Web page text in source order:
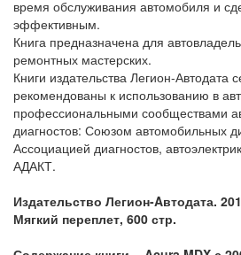
время обслуживания автомобиля и
эффективным.
Книга предназначена для
ремонтных мастерских.
Книги издательства Легион-
рекомендованы к использованию в
профессиональными сообществами
диагностов: Союзом автомобильных
Ассоциацией диагностов,
АДАКТ.
Издательство Легион-Aвтодата.
Мягкий переплет, 600 стр.